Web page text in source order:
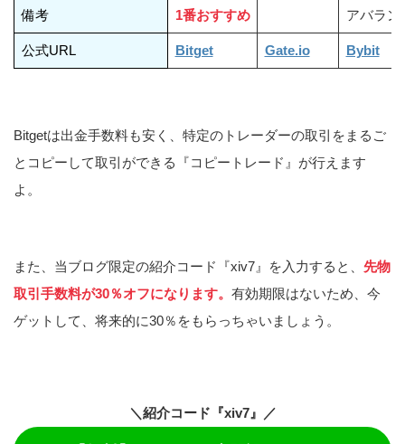
備考 1番おすすめ アバラン
公式URL Bitget Gate.io Bybit
Bitgetは出金手数料も安く、特定のトレーダーの取引をまるご
とコピーして取引ができる『コピートレード』が行えます
よ。
また、当ブログ限定の紹介コード『xiv7』を入力すると、 先物
取引手数料が30％オフになります。 有効期限はないため、今
ゲットして、将来的に30％をもらっちゃいましょう。
＼紹介コード『xiv7』／